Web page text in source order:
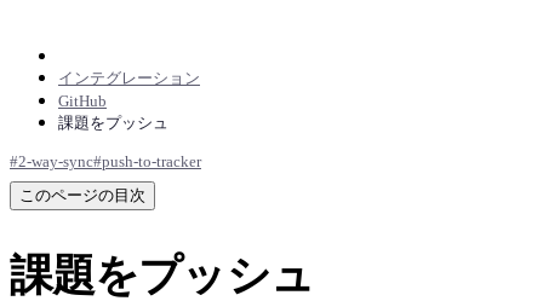
インテグレーション
GitHub
課題をプッシュ
#2-way-sync#push-to-tracker
このページの目次
課題をプッシュ